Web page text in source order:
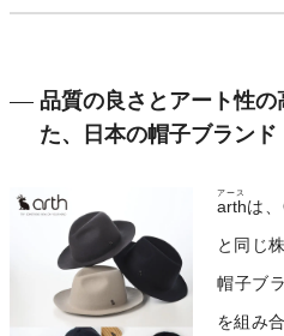
品質の良さとアート性
た、日本の帽子ブランド
arth
アース
は
と同じ
帽子ブ
を組み